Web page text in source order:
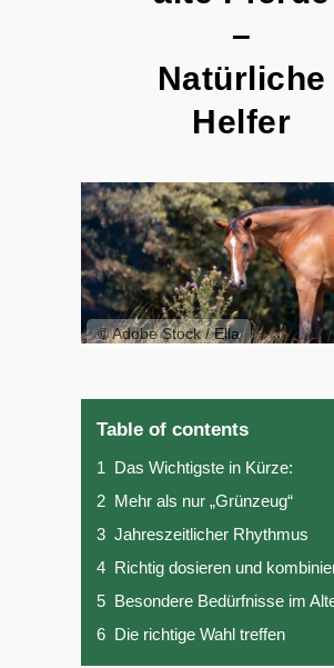
–
Natürliche
Helfer
© Adobe Stock / Ella
Table of contents
1 Das Wichtigste in Kürze:
2 Mehr als nur „Grünzeug“
3 Jahreszeitlicher Rhythmus
4 Richtig dosieren und
5 Besondere Bedürfnisse im
6 Die richtige Wahl treffen